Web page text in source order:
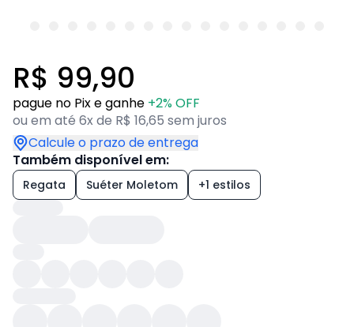
R$ 99,90
pague no Pix e ganhe +2% OFF
ou em até 6x de R$ 16,65 sem juros
Calcule o prazo de entrega
Também disponível em:
Regata Suéter Moletom +1 estilos